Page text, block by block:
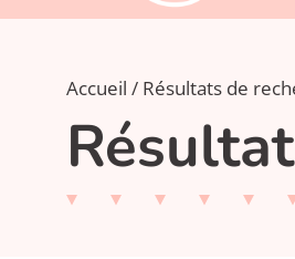
Accueil Résultats de